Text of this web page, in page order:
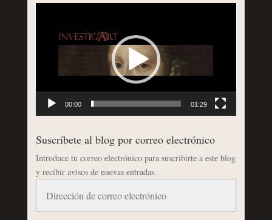
00:00 01:29
Suscríbete al blog por correo electrónico
Introduce tu correo electrónico para suscribirte a este blog
y recibir avisos de nuevas entradas.
correo